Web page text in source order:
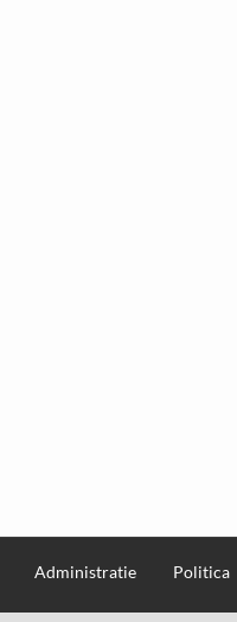
Administratie Politica